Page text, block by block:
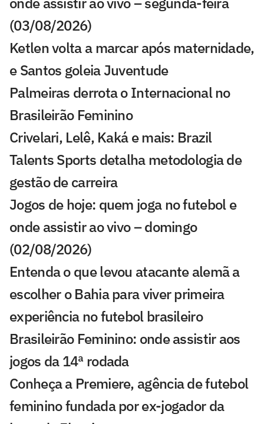
(03/08/2026)
Ketlen volta a marcar após maternidade,
e Santos goleia Juventude
Palmeiras derrota o Internacional no
Brasileirão Feminino
Crivelari, Lelê, Kaká e mais: Brazil
Talents Sports detalha metodologia de
gestão de carreira
Jogos de hoje: quem joga no futebol e
onde assistir ao vivo – domingo
(02/08/2026)
Entenda o que levou atacante alemã a
escolher o Bahia para viver primeira
experiência no futebol brasileiro
Brasileirão Feminino: onde assistir aos
jogos da 14ª rodada
Conheça a Premiere, agência de futebol
feminino fundada por ex-jogador da